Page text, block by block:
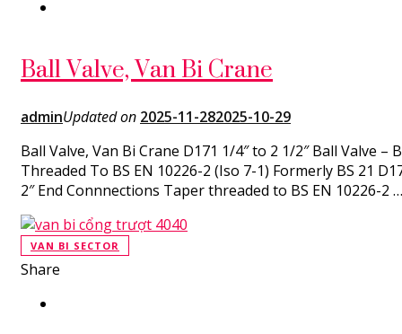
Ball Valve, Van Bi Crane
adminUpdated on 2025-11-282025-10-29
Ball Valve, Van Bi Crane D171 1/4″ to 2 1/2″ Ball Valve
Threaded To BS EN 10226-2 (Iso 7-1) Formerly BS 21
2″ End Connnections Taper threaded to BS EN 10226-2 …
VAN BI SECTOR
Share